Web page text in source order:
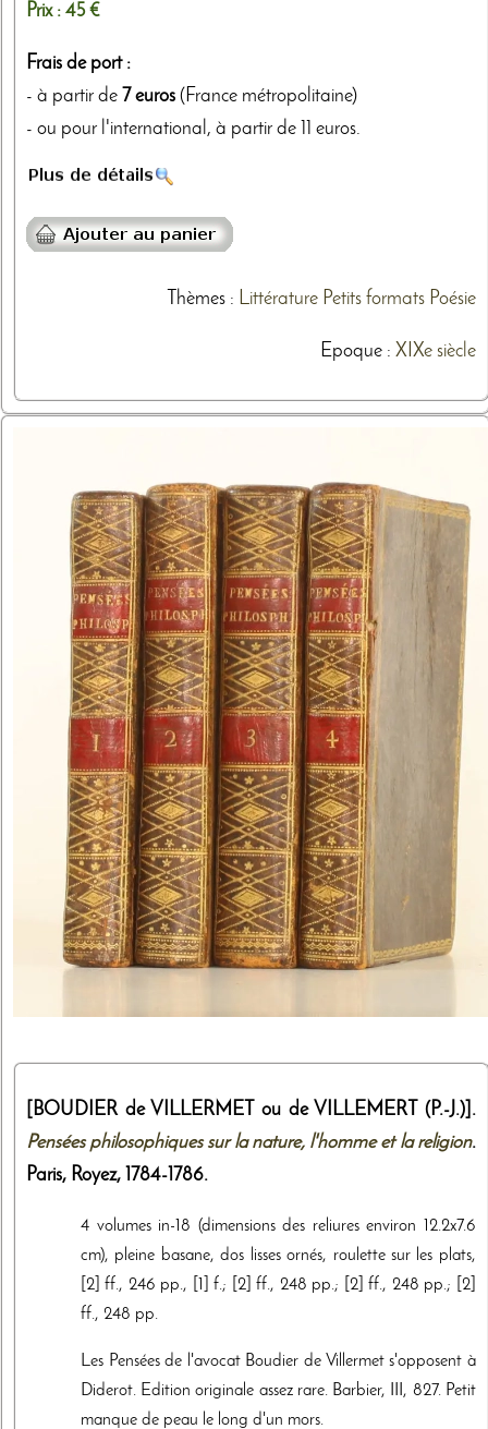
Prix : 45 €
Frais de port :
- à partir de 7 euros (France métropolitaine)
- ou pour l'international, à partir de 11 euros.
Thèmes: Littérature Petits formats Poésie
Epoque : XIXe siècle
[BOUDIER de VILLERMET ou de VILLEMERT (P.-J.)].
Pensées philosophiques sur la nature, l'homme et la religion.
Paris, Royez, 1784-1786.
4 volumes in-18 (dimensions des reliures environ 12.2x7.6
cm), pleine basane, dos lisses ornés, roulette sur les plats,
[2] ff., 246 pp., [1] f.; [2] ff., 248 pp.; [2] ff., 248 pp.; [2]
ff., 248 pp.
Les Pensées de l'avocat Boudier de Villermet s'opposent à
Diderot. Edition originale assez rare. Barbier, III, 827. Petit
manque de peau le long d'un mors.